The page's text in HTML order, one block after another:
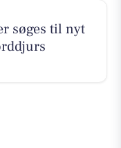
søges til nyt